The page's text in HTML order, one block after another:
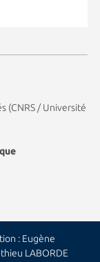
(CNRS / Université
: Eugène
LABORDE